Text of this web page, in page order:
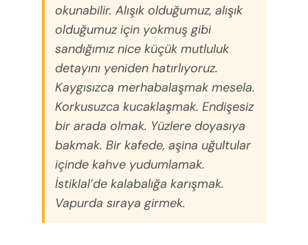
okunabilir. Alışık olduğumuz, alışık
olduğumuz için yokmuş gibi
sandığımız nice küçük mutluluk
detayını yeniden hatırlıyoruz.
Kaygısızca merhabalaşmak mesela.
Korkusuzca kucaklaşmak. Endişesiz
bir arada olmak. Yüzlere doyasıya
bakmak. Bir kafede, aşina uğultular
içinde kahve yudumlamak.
İstiklal’de kalabalığa karışmak.
Vapurda sıraya girmek.